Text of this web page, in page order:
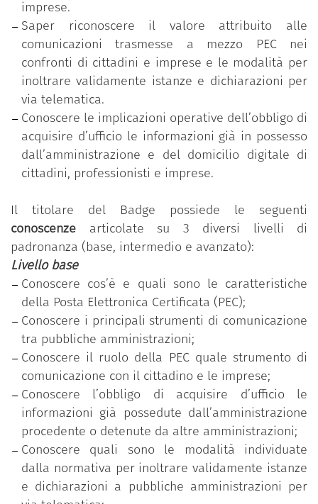
Il percorso “Comunicare e condividere con cittadini,
imprese ed altre PA” è parte del programma
formativo“Competenze digitali per la PA”
, che mira
a rafforzare le competenze digitali comuni a tutti i
dipendenti pubblici al fine di accrescere la
propensione complessiva al cambiamento e
all’innovazione nella pubblica amministrazione. Il
programma è messo a disposizione gratuitamente
dal Dipartimento della funzione pubblica della
Presidenza del Consiglio dei ministri.
Il programma si basa sulSyllabus “Competenze
digitali per la PA”
organizzate in 5 aree tematiche; ciascuna
competenza, a sua volta, si articola in un numero
variabile di conoscenze/abilità raggruppate
secondo tre livelli di padronanza (base, intermedio
e avanzato).
“Comunicare e condividere con cittadini, imprese ed
altre PA”è una delle 11 competenze previste nel
programma“Competenze digitali per la PA”.
Il dipendente pubblico che ha conseguito il Badge
ha partecipato al percorso formativo personalizzato
in funzione della rilevazione dell’effettivo
imprese.
Saper riconoscere il valore attribuito alle
comunicazioni trasmesse a mezzo PEC nei
confronti di cittadini e imprese e le modalità per
inoltrare validamente istanze e dichiarazioni per
via telematica.
Conoscere le implicazioni operative dell’obbligo di
acquisire d’ufficio le informazioni già in possesso
dall’amministrazione e del domicilio digitale di
cittadini, professionisti e imprese.
Il titolare del Badge possiede le seguenti
conoscenze articolate su 3 diversi livelli di
padronanza (base, intermedio e avanzato):
Livello base
Conoscere cos’è e quali sono le caratteristiche
della Posta Elettronica Certificata (PEC);
Conoscere i principali strumenti di comunicazione
tra pubbliche amministrazioni;
Conoscere il ruolo della PEC quale strumento di
comunicazione con il cittadino e le imprese;
Conoscere l’obbligo di acquisire d’ufficio le
informazioni già possedute dall’amministrazione
procedente o detenute da altre amministrazioni;
Conoscere quali sono le modalità individuate
dalla normativa per inoltrare validamente istanze
e dichiarazioni a pubbliche amministrazioni per